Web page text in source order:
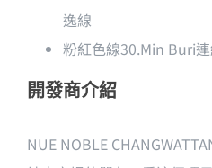
逸線
粉紅色線30.Min Buri
開發商介紹
NUE NOBLE